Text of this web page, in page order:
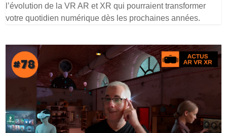
l’évolution de la VR AR et XR qui pourraient transformer
votre quotidien numérique dès les prochaines années.